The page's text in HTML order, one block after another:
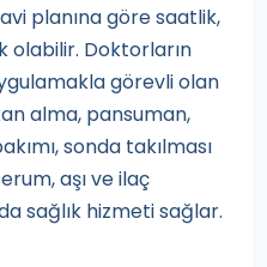
planına göre saatlik,
olabilir. Doktorların
görevli olan
alma, pansuman,
sonda takılması
aşı ve ilaç
sağlık hizmeti sağlar.